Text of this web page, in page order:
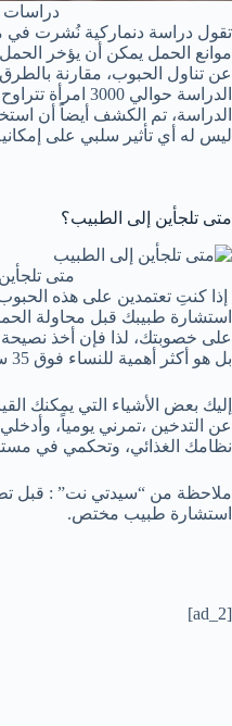
عن تناول الحبوب، مقارنة
الدراسة، تم الكشف أيضاً أن
ليس له أي تأثير سلبي على
متى تلجأين إلى الطبيب؟
متى
إذا كنتِ تعتمدين على هذه
استشارة طبيبك قبل محاولة
على خصوبتك، لذا فإن أخذ
بل هو أكثر أهمية للنساء فوق 35 سنة.
إليك بعض الأشياء التي يمكنك
عن التدخين ،تمرني يومياً،
نظامك الغذائي، وتحكمي في
ملاحظة من “سيدتي نت” : قبل
استشارة طبيب مختص.
[ad_2]